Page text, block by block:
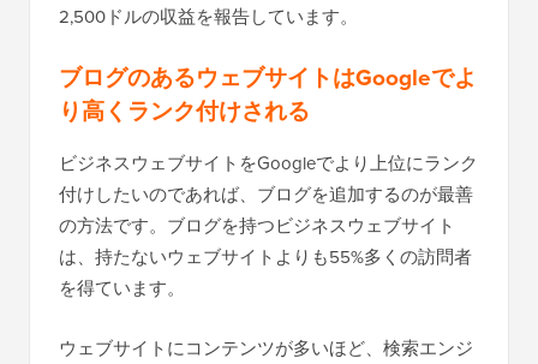
2,500ドルの収益を報告しています。
ブログのあるウェブサイトはGoogleでよ
り高くランク付けされる
ビジネスウェブサイトをGoogleでより上位にランク
付けしたいのであれば、ブログを追加するのが最善
の方法です。ブログを持つビジネスウェブサイト
は、持たないウェブサイトよりも55%多くの訪問者
を得ています。
ウェブサイトにコンテンツが多いほど、検索エンジ